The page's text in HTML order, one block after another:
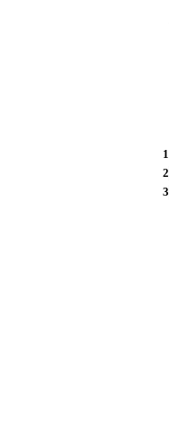
1
2
3